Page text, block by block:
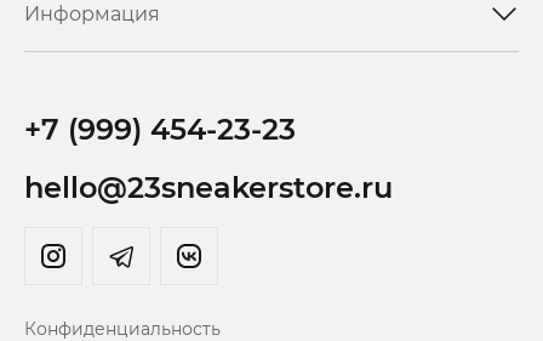
Информация
+7 (999) 454-23-23
hello@23sneakerstore.ru
Конфиденциальность